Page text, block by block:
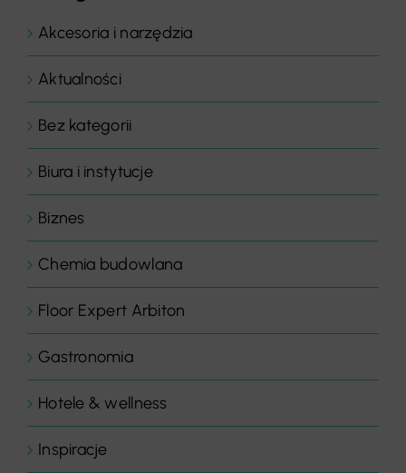
Akcesoria i narzędzia
Aktualności
Bez kategorii
Biura i instytucje
Biznes
Chemia budowlana
Floor Expert Arbiton
Gastronomia
Hotele & wellness
Inspiracje